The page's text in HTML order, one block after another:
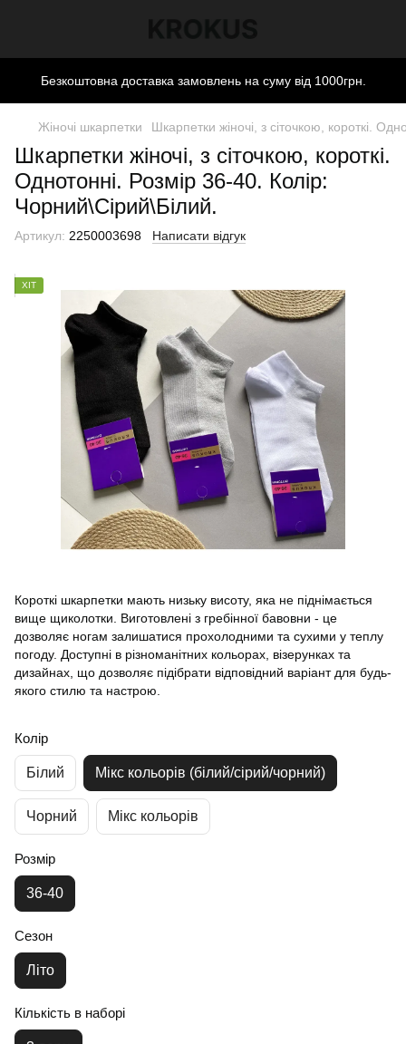
Безкоштовна доставка замовлень на суму від 1000грн.
Жіночі шкарпетки Шкарпетки жіночі, з сіточкою, короткі.
Шкарпетки жіночі, з сіточкою, короткі.
Однотонні. Розмір 36-40. Колір:
Чорний\Сірий\Білий.
Артикул: 2250003698 Написати відгук
ХІТ
Короткі шкарпетки мають низьку висоту, яка не піднімається
вище щиколотки. Виготовлені з гребінної бавовни - це
дозволяє ногам залишатися прохолодними та сухими у теплу
погоду. Доступні в різноманітних кольорах, візерунках та
дизайнах, що дозволяє підібрати відповідний варіант для будь-
якого стилю та настрою.
Колір
Білий Мікс кольорів (білий/сірий/чорний)
Чорний Мікс кольорів
Розмір
36-40
Сезон
Літо
Кількість в наборі